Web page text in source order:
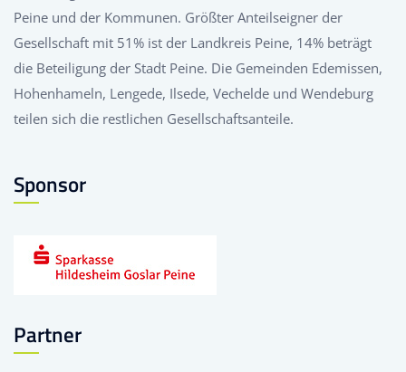
Peine und der Kommunen. Größter Anteilseigner der
Gesellschaft mit 51% ist der Landkreis Peine, 14% beträgt
die Beteiligung der Stadt Peine. Die Gemeinden Edemissen,
Hohenhameln, Lengede, Ilsede, Vechelde und Wendeburg
teilen sich die restlichen Gesellschaftsanteile.
Sponsor
Partner